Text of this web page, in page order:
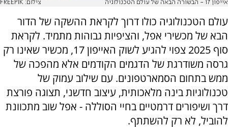
אייפון 17 - הבשורה הבאה של עולם הטכנולוגיה צילום: FREEPIK
עולם הטכנולוגיה כולו דרוך לקראת ההשקה של הדור
הבא של מכשירי אפל, והציפיות גבוהות מתמיד. לקראת
סוף 2025 צפוי להגיע לשוק האייפון 17, מכשיר שאינו רק
גרסה משודרגת של הדגמים הקודמים אלא מהפכה של
ממש בתחום הסמארטפונים. עם שילוב עמוק של
טכנולוגיות בינה מלאכותית, עיצוב חדשני, תצוגה פורצת
דרך ושיפורים דרמטיים בחיי הסוללה - אפל שוב מתכוונת
להוביל, לא רק להשתתף.